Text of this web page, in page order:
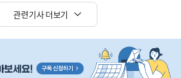
관련기사 더보기